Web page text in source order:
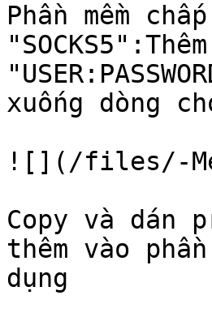
Phần mềm
xuống dòng
![](/files/-
Copy và dán
thêm vào
dụng